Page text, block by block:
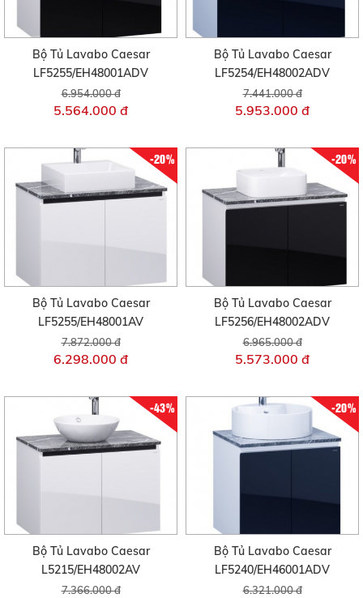
Bộ Tủ Lavabo Caesar
LF5255/EH48001ADV
6.954.000 đ
5.564.000 đ
Bộ Tủ Lavabo Caesar
LF5254/EH48002ADV
7.441.000 đ
5.953.000 đ
-20%
Bộ Tủ Lavabo Caesar
LF5255/EH48001AV
7.872.000 đ
6.298.000 đ
-20%
Bộ Tủ Lavabo Caesar
LF5256/EH48002ADV
6.965.000 đ
5.573.000 đ
-43%
Bộ Tủ Lavabo Caesar
L5215/EH48002AV
7.366.000 đ
-20%
Bộ Tủ Lavabo Caesar
LF5240/EH46001ADV
6.321.000 đ